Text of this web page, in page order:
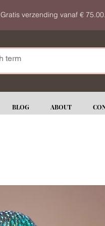
Gratis verzending vanaf € 75.00.
BLOG ABOUT